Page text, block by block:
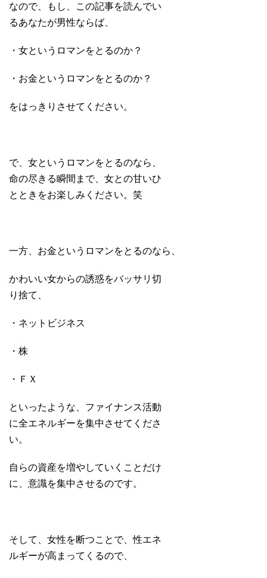
なので、もし、この記事を読んでい
るあなたが男性ならば、
・女というロマンをとるのか？
・お金というロマンをとるのか？
をはっきりさせてください。
で、女というロマンをとるのなら、
命の尽きる瞬間まで、女との甘いひ
とときをお楽しみください。笑
一方、お金というロマンをとるのなら、
かわいい女からの誘惑をバッサリ切
り捨て、
・ネットビジネス
・株
・ＦＸ
といったような、ファイナンス活動
に全エネルギーを集中させてくださ
い。
自らの資産を増やしていくことだけ
に、意識を集中させるのです。
そして、女性を断つことで、性エネ
ルギーが高まってくるので、